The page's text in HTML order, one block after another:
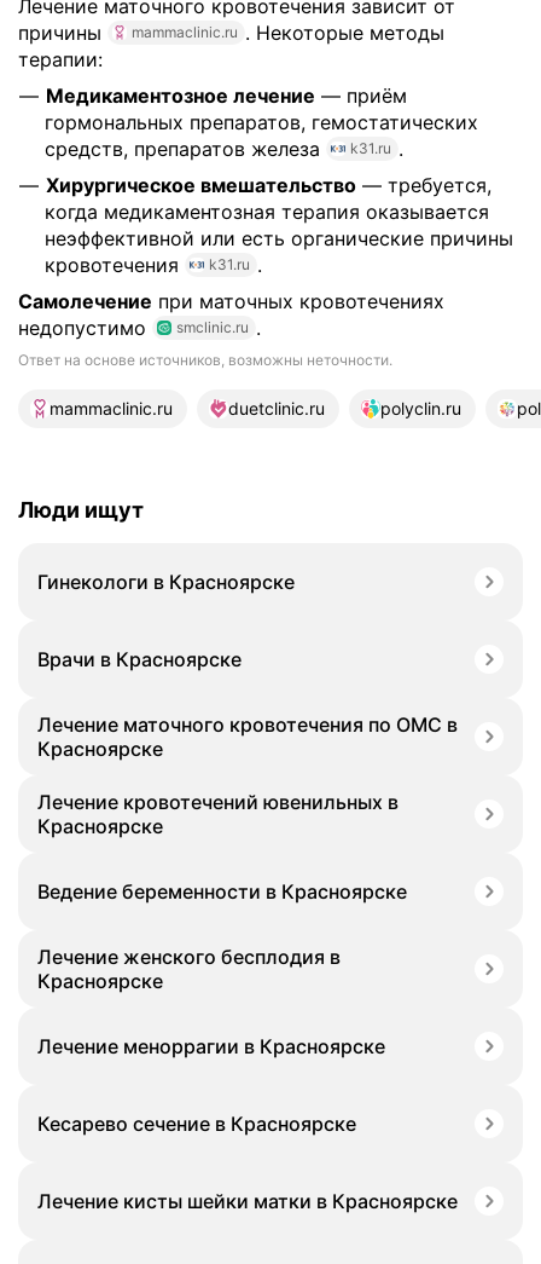
Лечение маточного кровотечения зависит от
причины
mammaclinic.ru . Некоторые методы
терапии:
Медикаментозное лечение — приём
гормональных препаратов, гемостатических
средств, препаратов железа
k31.ru .
Хирургическое вмешательство — требуется,
когда медикаментозная терапия оказывается
неэффективной или есть органические причины
кровотечения
k31.ru .
Самолечение при маточных кровотечениях
недопустимо
smclinic.ru .
Ответ на основе источников, возможны неточности.
17 источников
mammaclinic.ru duetclinic.ru polyclin.ru
Люди ищут
Гинекологи в Красноярске
Врачи в Красноярске
Лечение маточного кровотечения по ОМС в
Красноярске
Лечение кровотечений ювенильных в
Красноярске
Ведение беременности в Красноярске
Лечение женского бесплодия в
Красноярске
Лечение меноррагии в Красноярске
Кесарево сечение в Красноярске
Лечение кисты шейки матки в Красноярске